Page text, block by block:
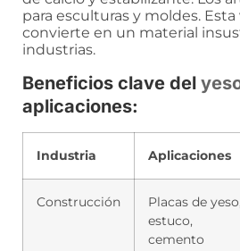
para esculturas y moldes.
convierte en un material
industrias.
Beneficios clave del
aplicaciones:
Industria Aplicaciones
Construcción
Placas de yeso,
estuco,
cemento